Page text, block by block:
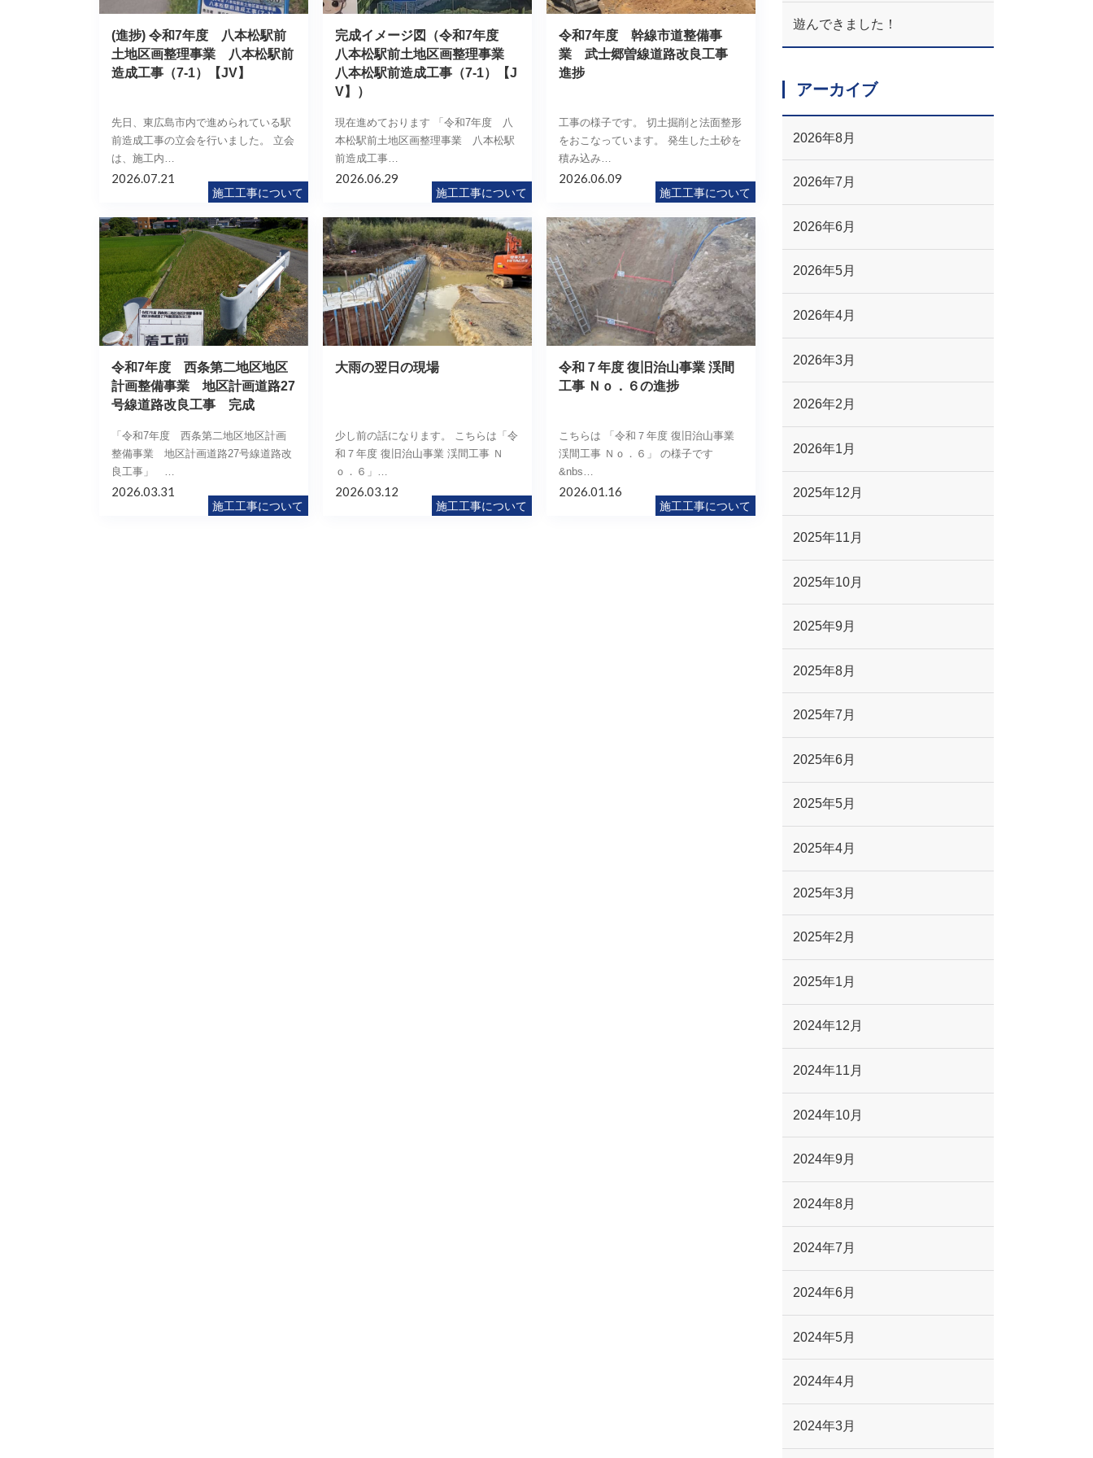
(進捗) 令和7年度 八本松駅前
土地区画整理事業 八本松駅前
造成工事（7-1）【JV】
先日、東広島市内で進められている駅
前造成工事の立会を行いました。 立会
は、施工内…
施工工事について
2026.07.21
完成イメージ図（令和7年度
八本松駅前土地区画整理事業
八本松駅前造成工事（7-1）【J
V】）
現在進めております 「令和7年度 八
本松駅前土地区画整理事業 八本松駅
前造成工事…
施工工事について
2026.06.29
令和7年度 幹線市道整備事
業 武士郷曽線道路改良工事
進捗
工事の様子です。 切土掘削と法面整形
をおこなっています。 発生した土砂を
積み込み…
施工工事について
2026.06.09
令和7年度 西条第二地区地区
計画整備事業 地区計画道路27
号線道路改良工事 完成
「令和7年度 西条第二地区地区計画
整備事業 地区計画道路27号線道路改
良工事」 …
施工工事について
2026.03.31
大雨の翌日の現場
少し前の話になります。 こちらは「令
和７年度 復旧治山事業 渓間工事 Ｎ
ｏ．６」…
施工工事について
2026.03.12
令和７年度 復旧治山事業 渓間
工事 Ｎｏ．６の進捗
こちらは 「令和７年度 復旧治山事業
渓間工事 Ｎｏ．６」 の様子です
&nbs…
施工工事について
2026.01.16
遊んできました！
アーカイブ
2026年8月
2026年7月
2026年6月
2026年5月
2026年4月
2026年3月
2026年2月
2026年1月
2025年12月
2025年11月
2025年10月
2025年9月
2025年8月
2025年7月
2025年6月
2025年5月
2025年4月
2025年3月
2025年2月
2025年1月
2024年12月
2024年11月
2024年10月
2024年9月
2024年8月
2024年7月
2024年6月
2024年5月
2024年4月
2024年3月